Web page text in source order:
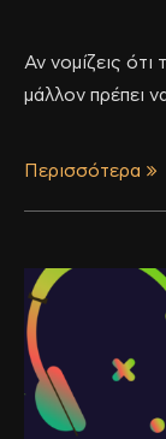
Αν νομίζεις
μάλλον πρέπει
Περισσότερα